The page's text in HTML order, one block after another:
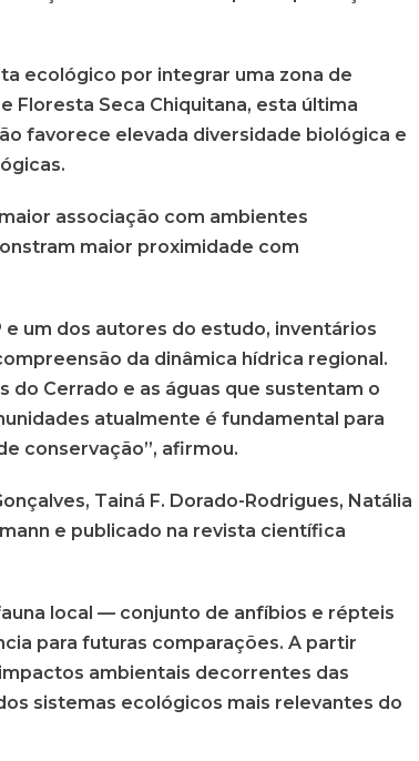
ecológico por integrar uma zona de
Floresta Seca Chiquitana, esta última
favorece elevada diversidade biológica e
associação com ambientes
maior proximidade com
um dos autores do estudo, inventários
da dinâmica hídrica regional.
Cerrado e as águas que sustentam o
atualmente é fundamental para
conservação”, afirmou.
Tainá F. Dorado-Rodrigues, Natália
e publicado na revista científica
local — conjunto de anfíbios e répteis
para futuras comparações. A partir
ambientais decorrentes das
sistemas ecológicos mais relevantes do